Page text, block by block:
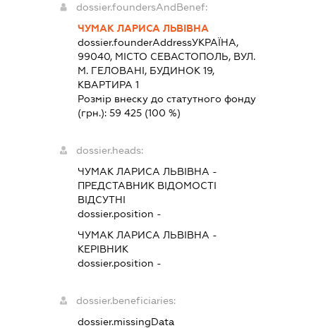
dossier.foundersAndBenef:
ЧУМАК ЛАРИСА ЛЬВІВНА
dossier.founderAddressУКРАЇНА,
99040, МІСТО СЕВАСТОПОЛЬ, ВУЛ.
М. ГЕЛОВАНІ, БУДИНОК 19,
КВАРТИРА 1
Розмір внеску до статутного фонду
(грн.): 59 425(100 %)
dossier.heads:
ЧУМАК ЛАРИСА ЛЬВІВНА -
ПРЕДСТАВНИК ВІДОМОСТІ
ВІДСУТНІ
dossier.position -
ЧУМАК ЛАРИСА ЛЬВІВНА -
КЕРІВНИК
dossier.position -
dossier.beneficiaries:
dossier.missingData